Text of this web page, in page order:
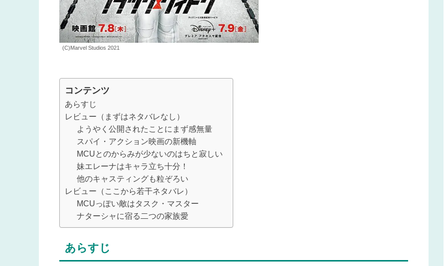
(C)Marvel Studios 2021
コンテンツ
あらすじ
レビュー（まずはネタバレなし）
ようやく公開されたことにまず感無量
スパイ・アクション映画の新機軸
MCUとのからみが少ないのはちと寂しい
妹エレーナはキャラ立ち十分！
他のキャスティングも粒ぞろい
レビュー（ここから若干ネタバレ）
MCUっぽい敵はタスク・マスター
ナターシャに宿る二つの家族愛
あらすじ